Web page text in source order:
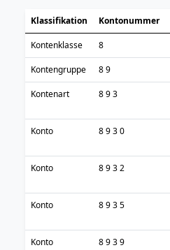
Klassifikation Kontonummer
Kontenklasse 8
Kontengruppe 8 9
Kontenart 8 9 3
Konto 8 9 3 0
Konto 8 9 3 2
Konto 8 9 3 5
Konto 8 9 3 9